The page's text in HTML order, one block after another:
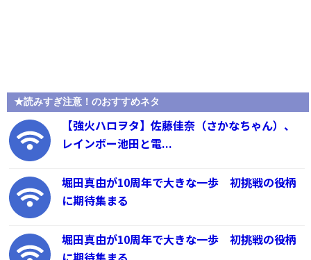
★読みすぎ注意！のおすすめネタ
【強火ハロヲタ】佐藤佳奈（さかなちゃん）、
レインボー池田と電...
堀田真由が10周年で大きな一歩 初挑戦の役柄
に期待集まる
堀田真由が10周年で大きな一歩 初挑戦の役柄